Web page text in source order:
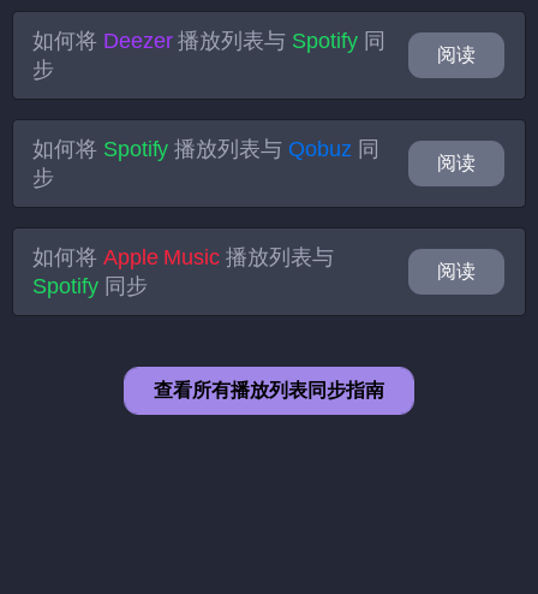
如何将 Deezer播放列表与 Spotify同
步
阅读
如何将 Spotify 播放列表与 Qobuz 同
步
阅读
如何将 Apple Music 播放列表与
Spotify同步
阅读
查看所有播放列表同步指南